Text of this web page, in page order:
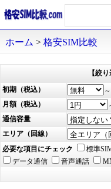
ホーム > 格安SIM比較
【絞
初期（税込）
～
月額（税込）
通信容量
エリア（回線）
必要な項目にチェック
標準
データ通信
音声通話